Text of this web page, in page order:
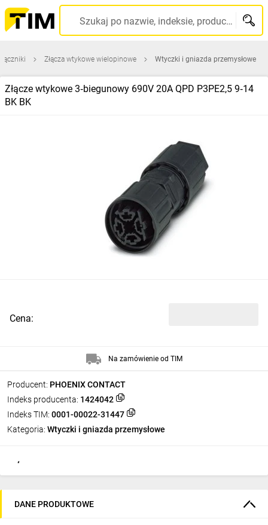
Szukaj po nazwie, indeksie, producencie, kodzie kreskowym...
Złącza wtykowe wielopinowe Wtyczki i gniazda przemysłowe
Złącze wtykowe 3‑biegunowy 690V 20A QPD P3PE2,5 9‑14
BK BK
Producent: PHOENIX CONTACT
Indeks producenta: 1424042
Indeks TIM: 0001-00022-31447
Kategoria: Wtyczki i gniazda przemysłowe
Cena:
Na zamówienie od TIM
DANE PRODUKTOWE